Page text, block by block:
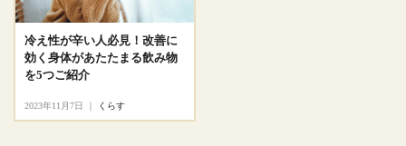
冷え性が辛い人必見！改善に
効く身体があたたまる飲み物
を5つご紹介
2023年11月7日 くらす